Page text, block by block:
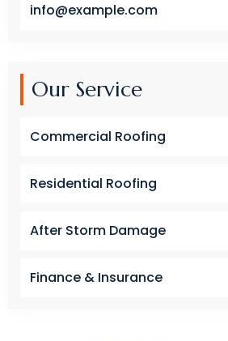
info@example.com
Our Service
Commercial Roofing
Residential Roofing
After Storm Damage
Finance & Insurance